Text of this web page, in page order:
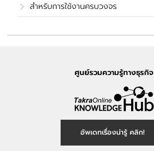
สำหรับการใช้งานครบวงจร
ศูนย์รวมความรู้ทางธุรกิจ
อัพเดทเรื่องน่ารู้ คลิก!